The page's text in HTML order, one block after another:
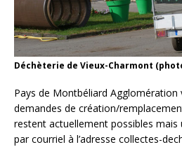
Déchèterie de Vieux-Charmont
Pays de Montbéliard Agglomération
demandes de création/
restent actuellement possibles
par courriel à l’adresse collectes-